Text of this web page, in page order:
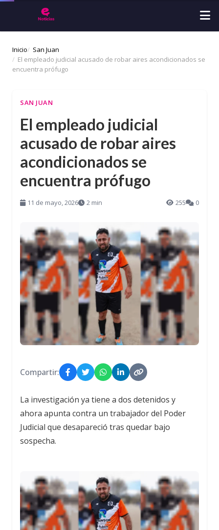
Inicio
San Juan
El empleado judicial acusado de robar aires acondicionados se
encuentra prófugo
SAN JUAN
El empleado judicial
acusado de robar aires
acondicionados se
encuentra prófugo
11 de mayo, 2026 2 min 255 0
Compartir:
La investigación ya tiene a dos detenidos y
ahora apunta contra un trabajador del Poder
Judicial que desapareció tras quedar bajo
sospecha.